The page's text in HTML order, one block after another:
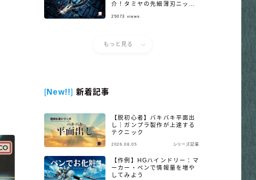
介！タミヤの先細薄刃ニッパ
25073 views
もっと見る
[New!!] 新着記事
【脱初心者】バキバキ平面出
し｜ガンプラ製作が上達する
テクニック
2026.08.05 シリーズ記事
【作例】HGハインドリー：マ
ーカー・ペンで情報量を増や
してみよう